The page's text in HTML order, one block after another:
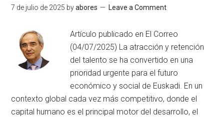
7 de julio de 2025 byabores Leave a Comment
Artículo publicado en El Correo
(04/07/2025) La atracción y retención
del talento se ha convertido en una
prioridad urgente para el futuro
económico y social de Euskadi. En un
contexto global cada vez más competitivo, donde el
capital humano es el principal motor del desarrollo, el